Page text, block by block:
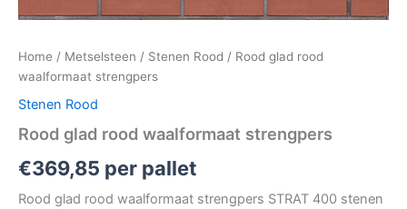
Home / Metselsteen / Stenen Rood / Rood glad rood
waalformaat strengpers
Stenen Rood
Rood glad rood waalformaat strengpers
€369,85 per pallet
Rood glad rood waalformaat strengpers STRAT 400 stenen